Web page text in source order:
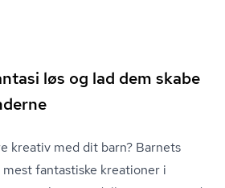
løs og lad dem skabe
kreativ med dit barn? Barnets
mest fantastiske kreationer i